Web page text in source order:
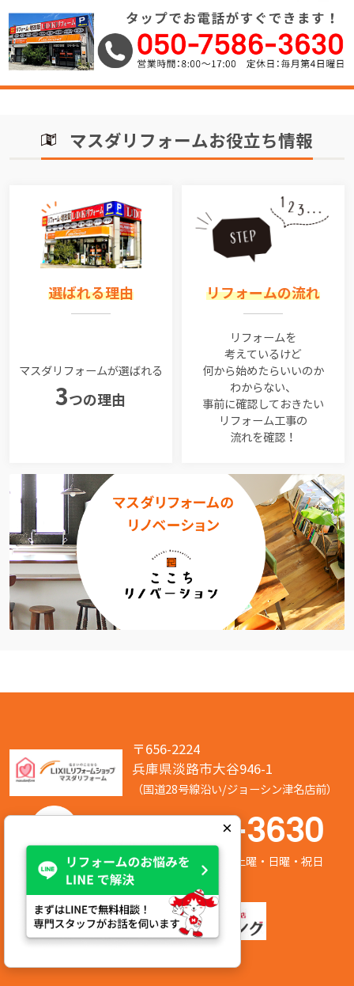
マスダリフォームお役立ち情報
選ばれる理由
マスダリフォームが選ばれる
3つの理由
リフォームの流れ
リフォームを
考えているけど
何から始めたらいいのか
わからない、
事前に確認しておきたい
リフォーム工事の
流れを確認！
〒656-2224
兵庫県淡路市大谷946-1
（国道28号線沿い/ジョーシン津名店前）
050-7586-3630
営業時間:8:00～17:00 定休日:第2/第4土曜・日曜・祝日
×